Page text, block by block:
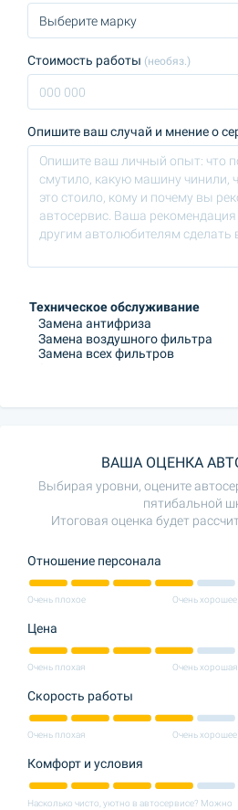
Стоимость работы (необяз.)
Опишите ваш случай и мнение о
ВАША ОЦЕНКА
Выбирая уровни, оцените
пятибальной
Итоговая оценка будет
Отношение персонала
Очень плохое Очень хорошее
Цена
Очень плохая Очень хорошая
Скорость работы
Очень плохая Очень хорошее
Комфорт и условия
Насколько чисто, уютно в автосервисе? Можно